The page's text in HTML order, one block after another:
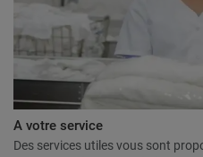
A votre service
Des services utiles vous sont